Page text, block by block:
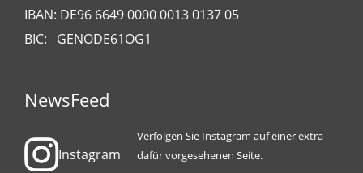
IBAN: DE96 6649 0000 0013 0137 05
BIC: GENODE61OG1
NewsFeed
Instagram
Verfolgen Sie Instagram auf einer extra
dafür vorgesehenen Seite.